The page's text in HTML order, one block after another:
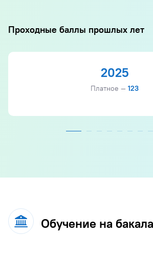
Проходные баллы прошлых лет
2025
Платное — 123
Обучение на